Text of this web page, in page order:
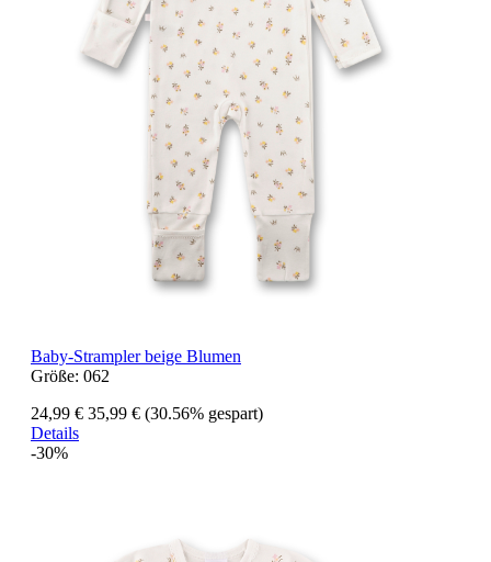
Baby-Strampler beige Blumen
Größe: 062
24,99 € 35,99 € (30.56% gespart)
Details
-30%